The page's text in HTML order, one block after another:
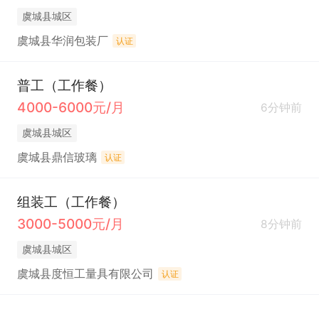
虞城县城区
虞城县华润包装厂 认证
普工（工作餐）
4000-6000元/月
6分钟前
虞城县城区
虞城县鼎信玻璃 认证
组装工（工作餐）
3000-5000元/月
8分钟前
虞城县城区
虞城县度恒工量具有限公司 认证